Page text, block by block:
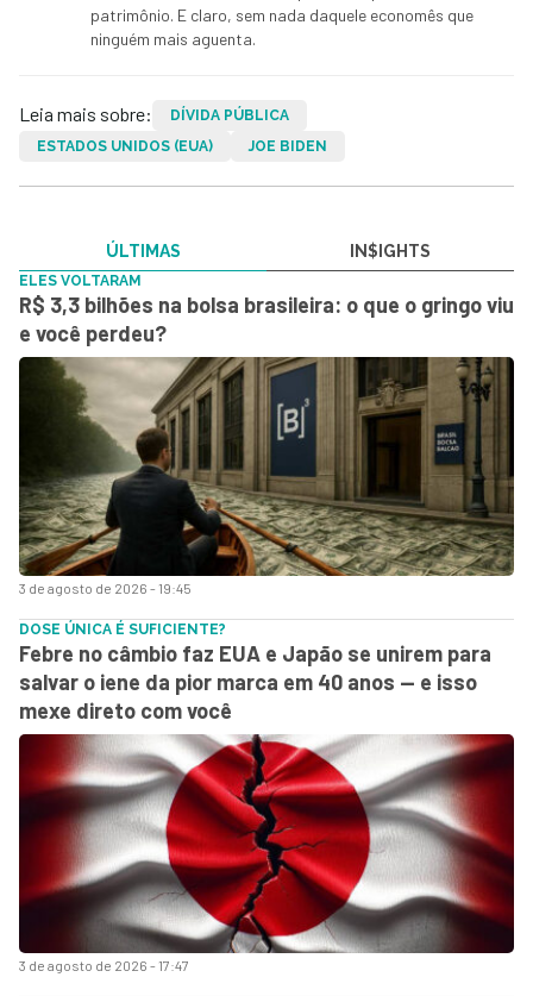
patrimônio. E claro, sem nada daquele economês que
ninguém mais aguenta.
Leia mais sobre:
DÍVIDA PÚBLICA
ESTADOS UNIDOS (EUA)
JOE BIDEN
ÚLTIMAS IN$IGHTS
3 de agosto de 2026 - 19:45
ELES VOLTARAM
R$ 3,3 bilhões na bolsa brasileira: o que o gringo viu
e você perdeu?
3 de agosto de 2026 - 17:47
DOSE ÚNICA É SUFICIENTE?
Febre no câmbio faz EUA e Japão se unirem para
salvar o iene da pior marca em 40 anos — e isso
mexe direto com você